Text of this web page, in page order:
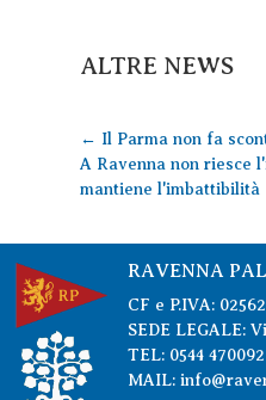
ALTRE NEWS
← Il Parma non fa
A Ravenna non riesce
mantiene l'imbattibilità
RAVENNA
CF e P.IVA:
SEDE LEGALE:
TEL: 0544 470092
MAIL: